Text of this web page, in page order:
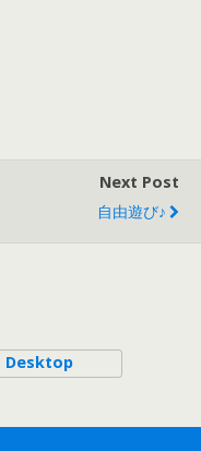
Next Post
自由遊び♪
Desktop